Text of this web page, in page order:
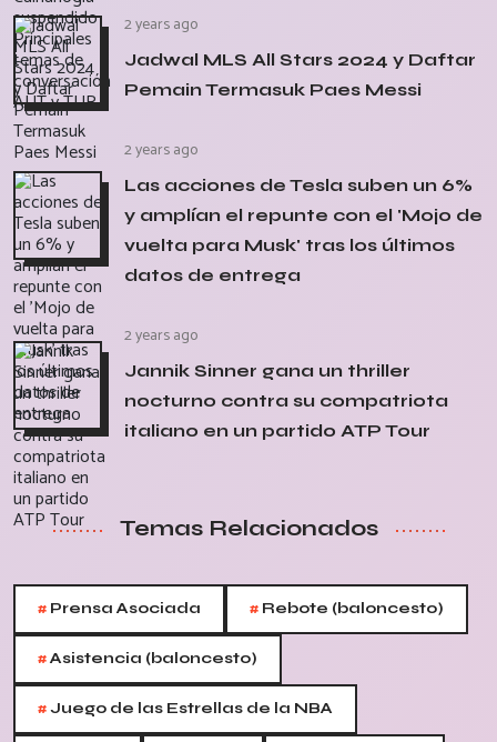
2 years ago
Jadwal MLS All Stars 2024 y Daftar
Pemain Termasuk Paes Messi
2 years ago
Las acciones de Tesla suben un 6%
y amplían el repunte con el 'Mojo de
vuelta para Musk' tras los últimos
datos de entrega
2 years ago
Jannik Sinner gana un thriller
nocturno contra su compatriota
italiano en un partido ATP Tour
Temas Relacionados
# Prensa Asociada # Rebote (baloncesto)
#Asistencia (baloncesto)
#Juego de las Estrellas de la NBA